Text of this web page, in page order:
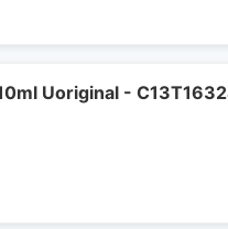
Uoriginal -